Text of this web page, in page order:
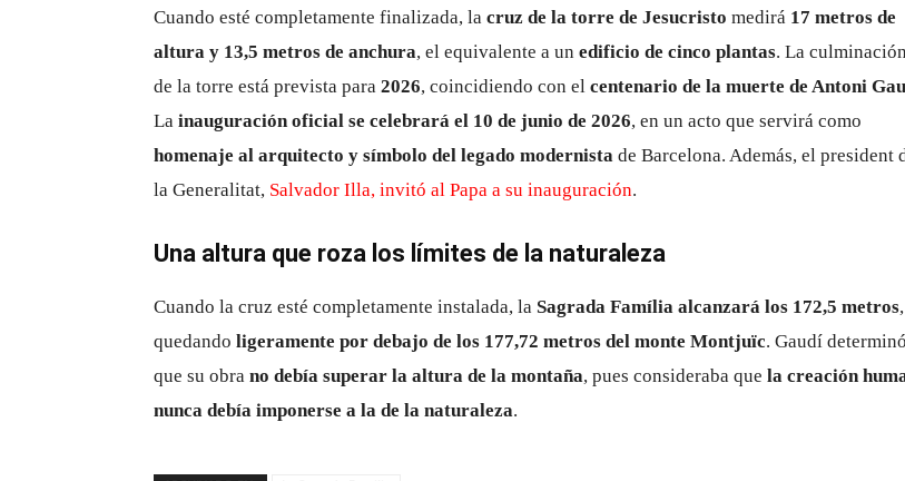
Cuando esté completamente finalizada, la cruz de la torre de Jesucristo medirá 17 metros de
altura y 13,5 metros de anchura, el equivalente a un edificio de cinco plantas. La culminación
de la torre está prevista para 2026, coincidiendo con el centenario de la muerte de Antoni
La inauguración oficial se celebrará el 10 de junio de 2026, en un acto que servirá como
homenaje al arquitecto y símbolo del legado modernista de Barcelona. Además, el president
la Generalitat, Salvador Illa, invitó al Papa a su inauguración.
Una altura que roza los límites de la naturaleza
Cuando la cruz esté completamente instalada, la Sagrada Família alcanzará los 172,5 metros,
quedando ligeramente por debajo de los 177,72 metros del monte Montjuïc. Gaudí determinó
que su obra no debía superar la altura de la montaña, pues consideraba que la creación
nunca debía imponerse a la de la naturaleza.